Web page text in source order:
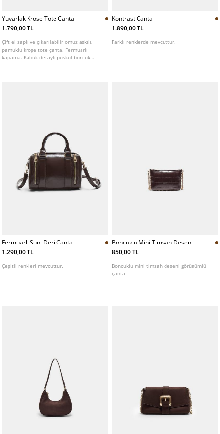
Yuvarlak Krose Tote Canta
1.790,00 TL
Çift el saplı ve çıkarılabilir omuz askılı,
pamuklu kroşe tote çanta. Fermuarlı
kapama. Kabuk detaylı püskül boncuk
Kontrast Canta
1.890,00 TL
Farklı renklerde mevcuttur.
Fermuarlı Suni Deri Canta
1.290,00 TL
Çeşitli renkleri mevcuttur.
Boncuklu Mini Timsah Deseni
Gorunumlu Canta
850,00 TL
Boncuklu mini timsah deseni görünümlü
çanta